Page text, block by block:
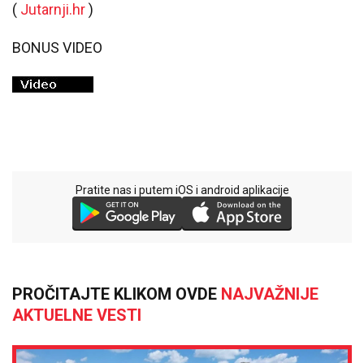
( Jutarnji.hr)
BONUS VIDEO
Pratite nas i putem iOS i android aplikacije
PROČITAJTE KLIKOM OVDE NAJVAŽNIJE
AKTUELNE VESTI